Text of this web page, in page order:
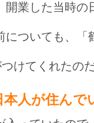
開業した当時の
についても、「
けてくれたの
人が住んで